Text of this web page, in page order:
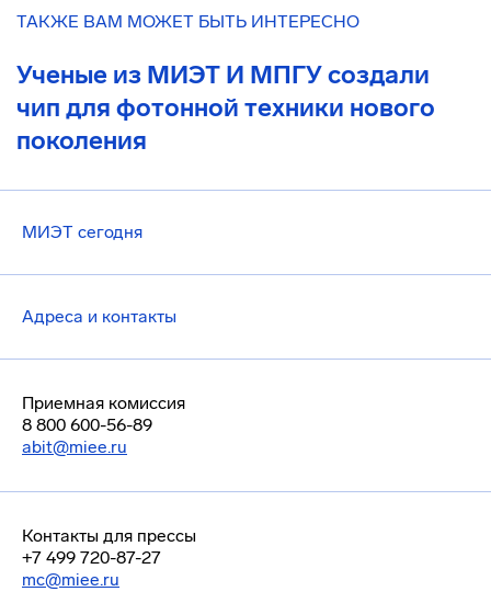
ТАКЖЕ ВАМ МОЖЕТ БЫТЬ ИНТЕРЕСНО
Ученые из МИЭТ И МПГУ создали
чип для фотонной техники нового
поколения
МИЭТ сегодня
Адреса и контакты
Приемная комиссия
8 800 600-56-89
abit@miee.ru
Контакты для прессы
+7 499 720-87-27
mc@miee.ru